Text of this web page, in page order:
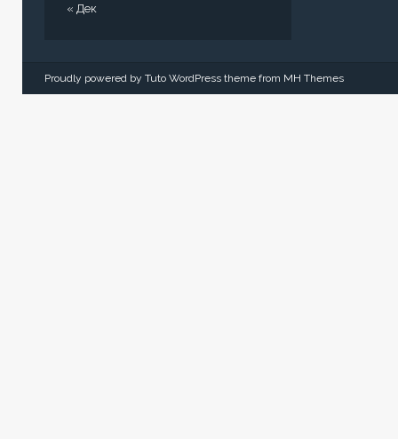
« Дек
Proudly powered by Tuto WordPress theme from MH Themes